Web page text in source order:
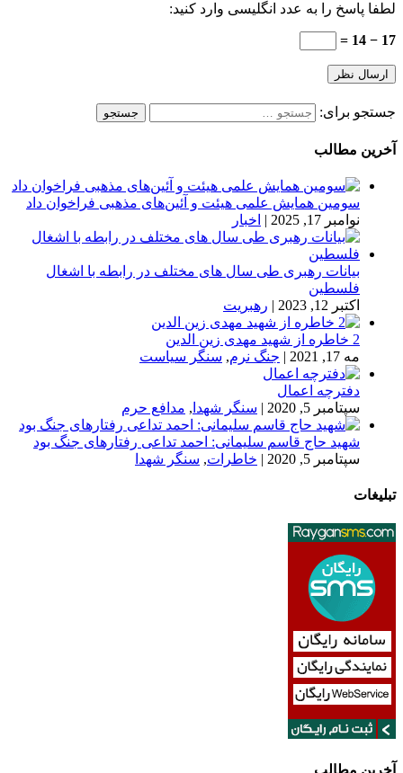
لطفا پاسخ را به عدد انگلیسی وارد کنید:
17 − 14 =
جستجو برای:
آخرین مطالب
سومین همایش علمی هیئت و آئین‌های مذهبی فراخوان داد
نوامبر 17, 2025
| اخبار
بیانات رهبری طی سال های مختلف در رابطه با اشغال
فلسطین
اکتبر 12, 2023
| رهبریت
2 خاطره از شهید مهدی زین الدین
مه 17, 2021
| جنگ نرم, سنگر سیاست
دفترچه اعمال
سپتامبر 5, 2020
| سنگر شهدا , مدافع حرم
شهید حاج قاسم سلیمانی: احمد تداعی رفتارهای جنگ بود
سپتامبر 5, 2020
| خاطرات, سنگر شهدا
تبلیغات
آخرین مطالب